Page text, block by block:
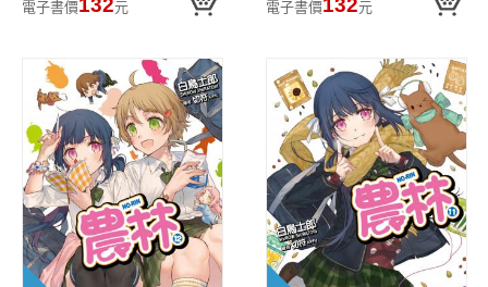
電子書價132元 電子書價132元